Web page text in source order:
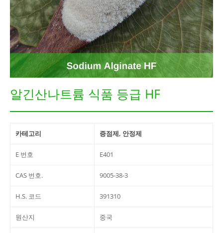
알긴산나트륨 식품 등급 HF
카테고리 증점제, 안정제
E 번호 E401
CAS 번호. 9005-38-3
H.S. 코드 391310
원산지 중국